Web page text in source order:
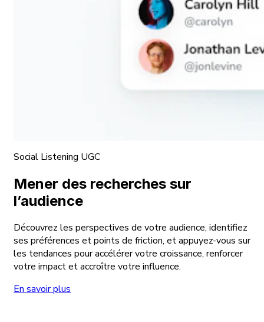
Social Listening UGC
Mener des recherches sur
l’audience
Découvrez les perspectives de votre audience, identifiez
ses préférences et points de friction, et appuyez-vous sur
les tendances pour accélérer votre croissance, renforcer
votre impact et accroître votre influence.
En savoir plus